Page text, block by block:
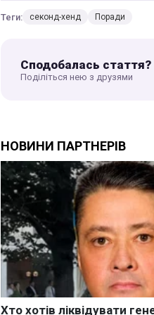
Теги: секонд-хенд Поради
Сподобалась стаття?
Поділіться нею з друзями